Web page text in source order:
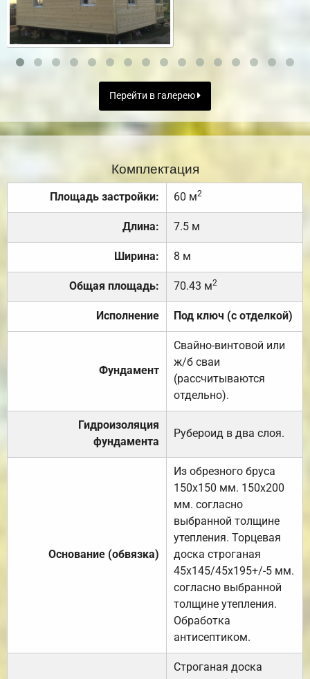
Перейти в галерею
Комплектация
Площадь застройки: 60 м2
Длина: 7.5 м
Ширина: 8 м
Общая площадь: 70.43 м2
Исполнение Под ключ (с отделкой)
Фундамент
Свайно-винтовой или
ж/б сваи
(рассчитываются
отдельно).
Гидроизоляция
фундамента
Рубероид в два слоя.
Основание (обвязка)
Из обрезного бруса
150х150 мм. 150х200
мм. согласно
выбранной толщине
утепления. Торцевая
доска строганая
45х145/45х195+/-5 мм.
согласно выбранной
толщине утепления.
Обработка
антисептиком.
Строганая доска